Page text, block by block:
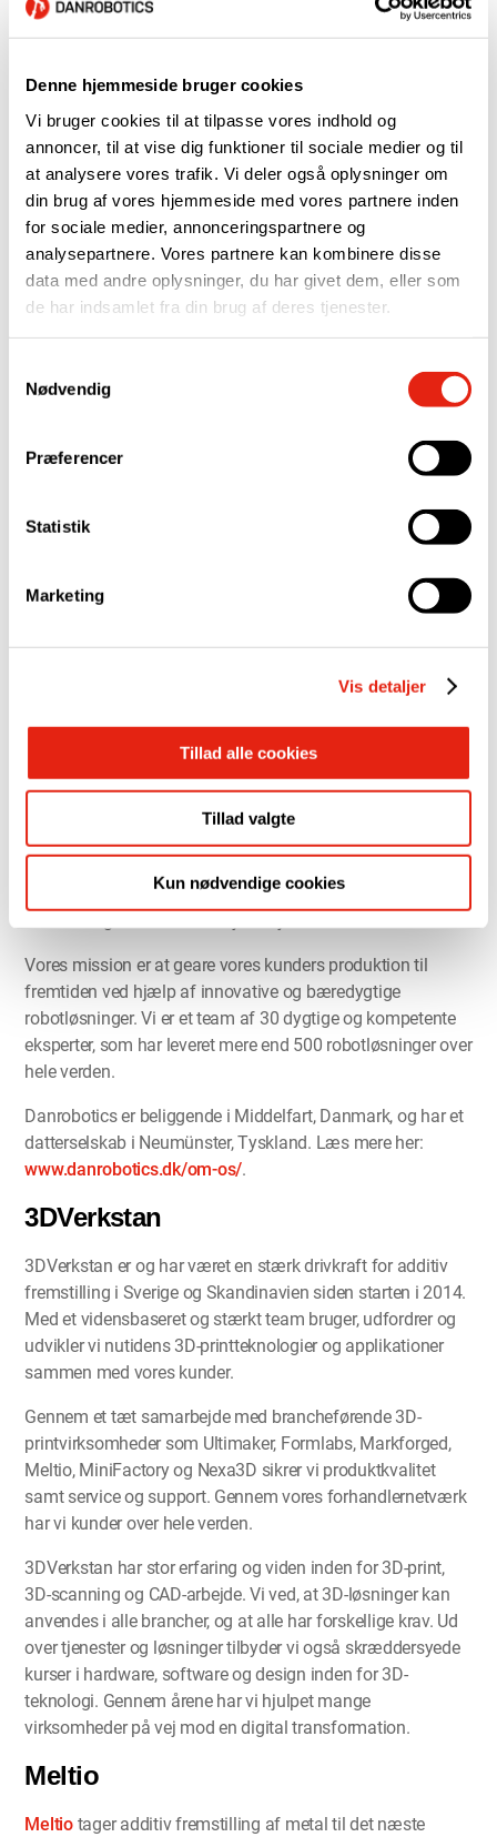
Denne hjemmeside bruger cookies
Vi bruger cookies til at tilpasse vores indhold og
annoncer, til at vise dig funktioner til sociale medier og til
at analysere vores trafik. Vi deler også oplysninger om
din brug af vores hjemmeside med vores partnere inden
for sociale medier, annonceringspartnere og
analysepartnere. Vores partnere kan kombinere disse
data med andre oplysninger, du har givet dem, eller som
de har indsamlet fra din brug af deres tjenester.
Nødvendig
Præferencer
Statistik
Marketing
Vis detaljer
Tillad alle cookies
Tillad valgte
Kun nødvendige cookies
samt kundeorienterede tilgang er præcis, hvad vi leder
efter, når vi skal inkorporere partnere i Meltio’s
imødekomme det danske markeds stadigt voksende
behov for større og mere komplekse metaldele ved
hjælp af Meltio Engine Robot Integration. – Francisco
González | EMEA Channel Sales Manager hos Meltio
Produktion på næste niveau med
denne effektive løsning
strategisk partnerskab, da det giver begge virksomheder
mulighed for at tilbyde en komplet løsning til markedet.
robotautomatisering, mens 3DVerkstan bidrager med sin
virksomheder med at tage deres produktion til det næste
Vi har set en øget interesse for komplette 3D-printløsninger
vi tilbyde markedet komplette 3D-printløsninger i metal.
Danrobotics er din partner inden for robotteknologi og
automatisering. Vi udvikler, installerer og servicerer
robotløsninger inden for alle brancher. Vores mål er, at
konkurrenceevne gennem højere produktivitet, større
Vores mission er at geare vores kunders produktion til
fremtiden ved hjælp af innovative og bæredygtige
robotløsninger. Vi er et team af 30 dygtige og kompetente
eksperter, som har leveret mere end 500 robotløsninger over
hele verden.
Danrobotics er beliggende i Middelfart, Danmark, og har et
datterselskab i Neumünster, Tyskland. Læs mere her:
www.danrobotics.dk/om-os/.
3DVerkstan
3DVerkstan er og har været en stærk drivkraft for additiv
fremstilling i Sverige og Skandinavien siden starten i 2014.
Med et vidensbaseret og stærkt team bruger, udfordrer og
udvikler vi nutidens 3D-printteknologier og applikationer
sammen med vores kunder.
Gennem et tæt samarbejde med brancheførende 3D-
printvirksomheder som Ultimaker, Formlabs, Markforged,
Meltio, MiniFactory og Nexa3D sikrer vi produktkvalitet
samt service og support. Gennem vores forhandlernetværk
har vi kunder over hele verden.
3DVerkstan har stor erfaring og viden inden for 3D-print,
3D-scanning og CAD-arbejde. Vi ved, at 3D-løsninger kan
anvendes i alle brancher, og at alle har forskellige krav. Ud
over tjenester og løsninger tilbyder vi også skræddersyede
kurser i hardware, software og design inden for 3D-
teknologi. Gennem årene har vi hjulpet mange
virksomheder på vej mod en digital transformation.
Meltio
Meltiotager additiv fremstilling af metal til det næste